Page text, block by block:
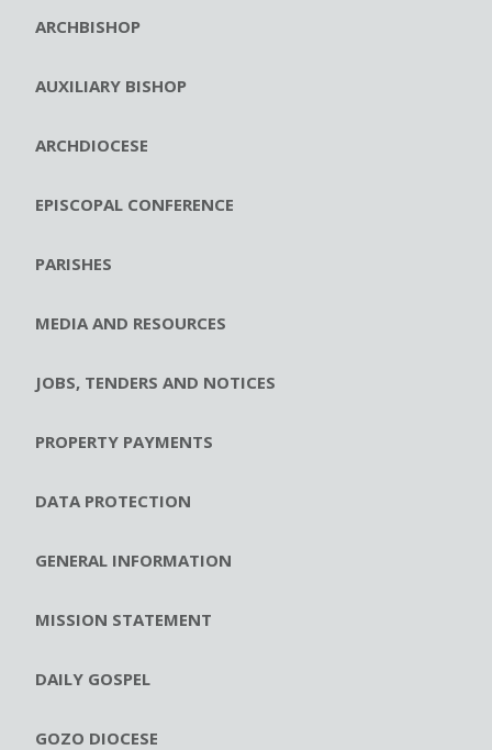
ARCHBISHOP
AUXILIARY BISHOP
ARCHDIOCESE
EPISCOPAL CONFERENCE
PARISHES
MEDIA AND RESOURCES
JOBS, TENDERS AND NOTICES
PROPERTY PAYMENTS
DATA PROTECTION
GENERAL INFORMATION
MISSION STATEMENT
DAILY GOSPEL
GOZO DIOCESE